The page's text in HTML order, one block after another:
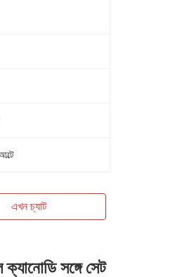
এখন চ্যাট
সঙ্গে সেট